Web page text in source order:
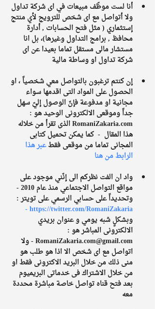
أنا لست موظّف مبيعات في اى شركة تداول
ولا أتواصل مع اى شخص للترويج لأي منتج
إستثماري ( مثل فتح الحسابات , أدارة
محافظ , برامج التداول وغيرها)، بل انا
مستشار مالى مستقل تماما بعيدا عن اى
شركة تداول او وساطة مالية
إن كنتم ترغبون بالتواصل معي شخصياً ، او
الحصول على المواد التى اقدمها سواء
مجانية او مدفوعة فإنّ الوصول إليّ سهل
جداً وموقعى الالكترونى الوحيد هو :
RomaniZakaria.com الذى تقرأ من خلاله
هذا المقال  -  كما يمكن تحميل كتابى
المجانى تماما من موقعى فقط عبر هذا
الرابط من هنا
واد ان الفت نظركم الى إنّني موجود على
مواقع التواصل الاجتماعي منذ عام 2010 -
وتحديداً على حسابي الرسمي على تويتر :
https://twitter.com/RomaniZakaria -
وبشكلٍ شبه يومي و عنوان بريدي
الالكترونى المباشر هو :
RomaniZakaria.com@gmail.com - ولا
اتواصل مع اى شخص الا اذا هو طلب هو
منى ذلك من خلال البريد الاكترونى فقط او
من خلال الاشتراك فى خدماتى البريميوم
بعد فتح قناه تواصل خاصة مباشرة محددة
معه